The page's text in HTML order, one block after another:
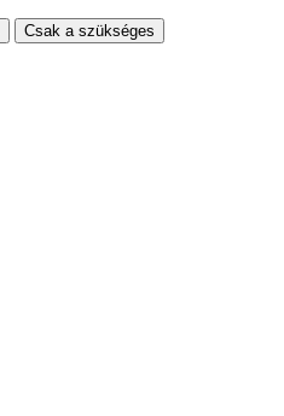
Csak a szükséges